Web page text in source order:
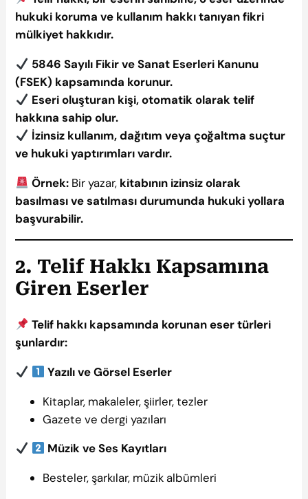
hukuki koruma ve kullanım hakkı tanıyan fikri
mülkiyet hakkıdır.
5846 Sayılı Fikir ve Sanat Eserleri Kanunu
(FSEK) kapsamında korunur.
Eseri oluşturan kişi, otomatik olarak telif
hakkına sahip olur.
İzinsiz kullanım, dağıtım veya çoğaltma suçtur
ve hukuki yaptırımları vardır.
Örnek:Bir yazar, kitabının izinsiz olarak
basılması ve satılması durumunda hukuki yollara
başvurabilir.
2. Telif Hakkı Kapsamına
Giren Eserler
Telif hakkı kapsamında korunan eser türleri
şunlardır:
Yazılı ve Görsel Eserler
Kitaplar, makaleler, şiirler, tezler
Gazete ve dergi yazıları
Müzik ve Ses Kayıtları
Besteler, şarkılar, müzik albümleri